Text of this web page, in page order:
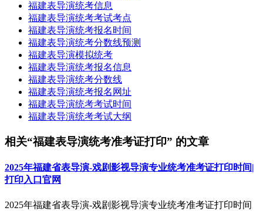
福建表导演统考信息
福建表导演统考考试考点
福建表导演统考报名时间
福建表导演统考分数线预测
福建表导演模拟统考
福建表导演统考报名信息
福建表导演统考分数线
福建表导演统考报名网址
福建表导演统考考试时间
福建表导演统考考试大纲
相关“福建表导演统考准考证打印” 的文章
2025年福建省表导演-戏剧影视导演专业统考准考证打印时间|
打印入口官网
2025年福建省表导演-戏剧影视导演专业统考准考证打印时间